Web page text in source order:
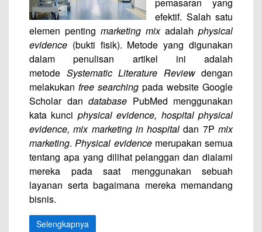
efektif. Salah satu
elemen penting marketing mixadalah physical
evidence (bukti fisik). Metode yang digunakan
dalam penulisan artikel ini adalah
metode Systematic Literature Review dengan
melakukan free searching pada website Google
Scholar dan database PubMed menggunakan
kata kunci physical evidence, hospital physical
evidence, mix marketing in hospitaldan 7Pmix
marketing.Physical evidencemerupakan semua
tentang apa yang dilihat pelanggan dan dialami
mereka pada saat menggunakan sebuah
layanan serta bagaimana mereka memandang
bisnis.
Selengkapnya